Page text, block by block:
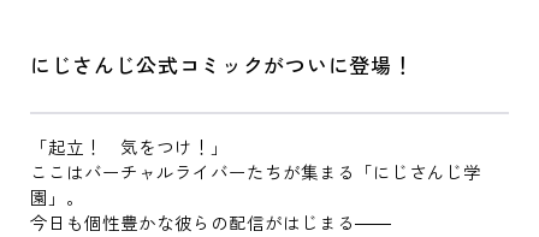
にじさんじ公式コミックがついに登場！
「起立！ 気をつけ！」
ここはバーチャルライバーたちが集まる「にじさんじ学
園」。
今日も個性豊かな彼らの配信がはじまる――